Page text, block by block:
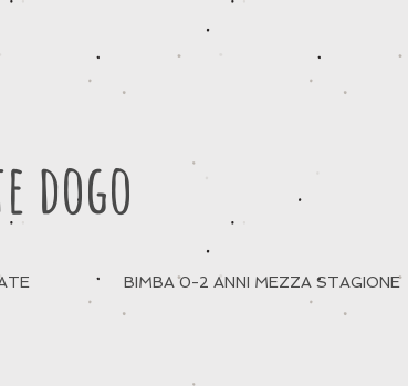
dogo
BIMBA 0-2 ANNI MEZZA STAGIONE